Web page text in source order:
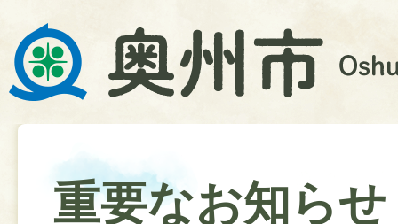
重要なお知らせ